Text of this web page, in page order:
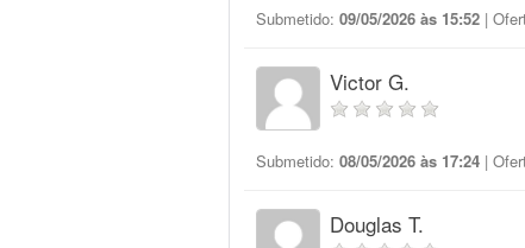
Submetido: 09/05/2026 às 15:52 |
Victor G.
Submetido: 08/05/2026 às 17:24 |
Douglas T.